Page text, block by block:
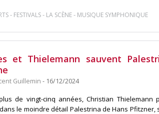
- FESTIVALS- LA SCÈNE- MUSIQUE SYMPHONIQUE
et Thielemann sauvent
Guillemin - 16/12/2024
de vingt-cinq années, Christian
le moindre détail Palestrina de Hans